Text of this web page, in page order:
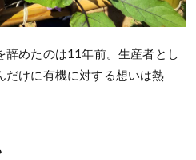
辞めたのは11年前。生産者とし
だけに有機に対する想いは熱